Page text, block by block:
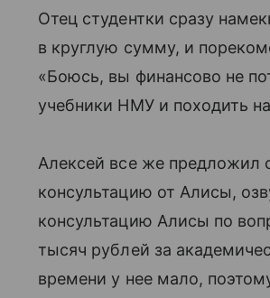
Отец студентки сразу
в круглую сумму, и
«Боюсь, вы финансово не
учебники НМУ и походить
Алексей все же предложил
консультацию от Алисы,
консультацию Алисы по
тысяч рублей за
времени у нее мало,